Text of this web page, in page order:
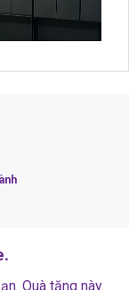
Quà tặng này